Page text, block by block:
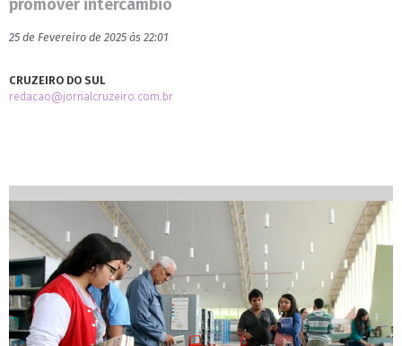
promover intercâmbio
25 de Fevereiro de 2025 às 22:01
CRUZEIRO DO SUL
redacao@jornalcruzeiro.com.br